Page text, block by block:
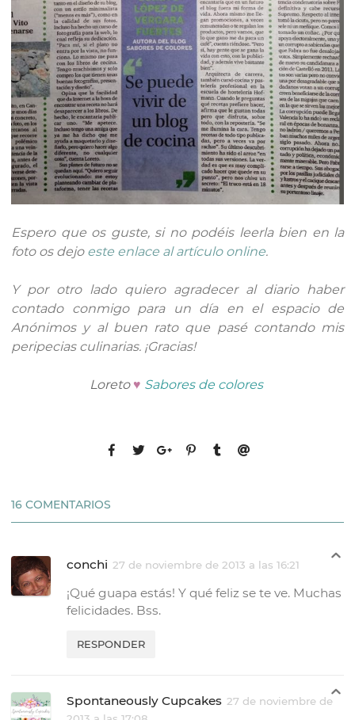
Espero que os guste, si no podéis leerla bien en la
foto os dejo este enlace al artículo online.
Y por otro lado quiero agradecer al diario haber
contado conmigo para un día en el espacio de
Anónimos y al buen rato que pasé contando mis
peripecias culinarias. ¡Gracias!
Loreto ♥ Sabores de colores
16 COMENTARIOS
conchi 27 de noviembre de 2013 a las 16:21
¡Qué guapa estás! Y qué feliz se te ve. Muchas
felicidades. Bss.
RESPONDER
Spontaneously Cupcakes 27 de noviembre de